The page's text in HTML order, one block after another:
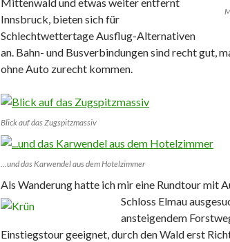
Innsbruck, bieten sich für
Schlechtwettertage Ausflug-Alternativen
an. Bahn- und Busverbindungen sind recht gut,
ohne Auto zurecht kommen.
Blick auf das Zugspitzmassiv
…und das Karwendel aus dem Hotelzimmer
Als Wanderung hatte ich mir eine Rundtour mit
Schloss Elmau
ansteigendem
Einstiegstour geeignet, durch den Wald erst